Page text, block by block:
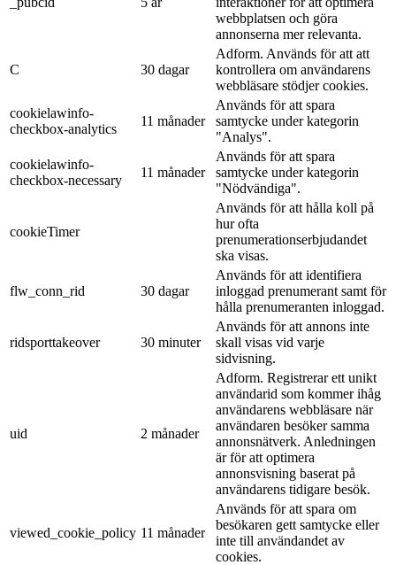
webbplatsen och göra
annonserna mer relevanta.
C 30 dagar
Adform. Används för att att
kontrollera om användarens
webbläsare stödjer cookies.
cookielawinfo-
checkbox-analytics
11 månader
Används för att spara
samtycke under kategorin
"Analys".
cookielawinfo-
checkbox-necessary
11 månader
Används för att spara
samtycke under kategorin
"Nödvändiga".
cookieTimer
Används för att hålla koll på
hur ofta
prenumerationserbjudandet
ska visas.
flw_conn_rid 30 dagar
Används för att identifiera
inloggad prenumerant samt för
hålla prenumeranten inloggad.
ridsporttakeover 30 minuter
Används för att annons inte
skall visas vid varje
sidvisning.
uid 2 månader
Adform. Registrerar ett unikt
användarid som kommer ihåg
användarens webbläsare när
användaren besöker samma
annonsnätverk. Anledningen
är för att optimera
annonsvisning baserat på
användarens tidigare besök.
viewed_cookie_policy 11 månader
Används för att spara om
besökaren gett samtycke eller
inte till användandet av
cookies.